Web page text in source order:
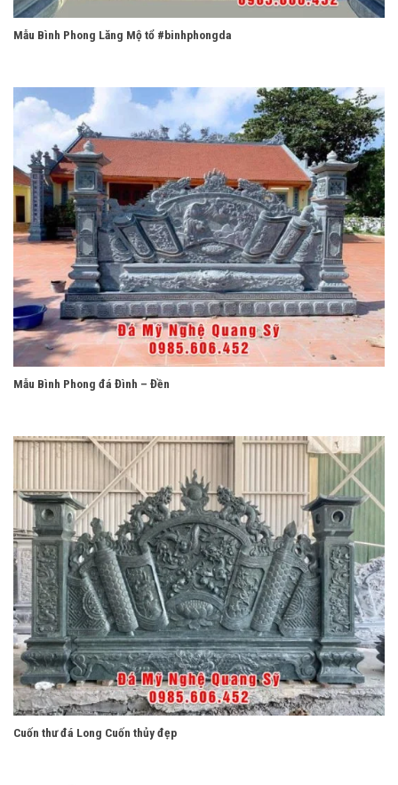
Mẫu Bình Phong Lăng Mộ tổ #binhphongda
Mẫu Bình Phong đá Đình – Đền
Cuốn thư đá Long Cuốn thủy đẹp